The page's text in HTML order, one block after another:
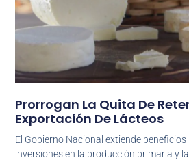
Prorrogan La Quita De
Exportación De Lácteos
El Gobierno Nacional extiende
inversiones en la producción primaria y